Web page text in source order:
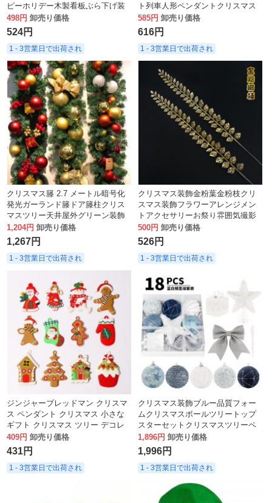
ピーホリデー木製看板ぶら下げ装
飾ベル卸売
498円 卸売り価格
524円
1 - 3営業日で出荷され
ト列車人形ペンダントクリスマス
ツリーの装飾
585円 卸売り価格
616円
1 - 3営業日で出荷され
クリスマス籐 2.7 メートル暗号化
発光ガーランド籐ドア籐柱クリス
マスツリー天井屋外グリーン装飾
1,204円 卸売り価格
1,267円
1 - 3営業日で出荷され
クリスマス装飾金粉葉金粉枝クリ
スマス装飾フラワーアレンジメン
トアクセサリーお祭り雰囲気撮影
小道具
500円 卸売り価格
526円
1 - 3営業日で出荷され
ジンジャーブレッドマン クリスマ
ス ペンダント クリスマス 小さな
ギフト クリスマス ツリー デコレ
ーション ペンダント 在庫あり
409円 卸売り価格
431円
1 - 3営業日で出荷され
クリスマス装飾ブルー品質フォー
ムクリスマスボールツリートップ
スターセットクリスマスツリーペ
ンダント
1,896円 卸売り価格
1,996円
1 - 3営業日で出荷され